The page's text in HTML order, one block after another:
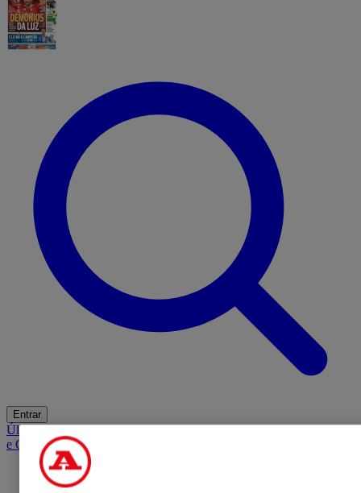
Entrar
ÚltimasMercadoOpiniãoiGaming HubA BOLA SUGEREBarba
e Cabelo